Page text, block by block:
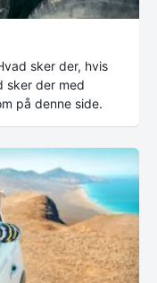
sker der, hvis
sker der med
på denne side.